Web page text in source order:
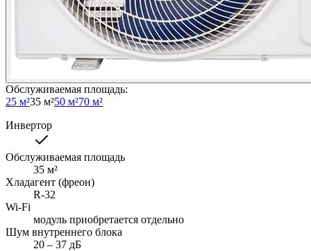
Обслуживаемая площадь:
25 м²35 м²50 м²70 м²
Инвертор
Обслуживаемая площадь
35 м²
Хладагент (фреон)
R-32
Wi-Fi
модуль приобретается отдельно
Шум внутреннего блока
20 ‒ 37 дБ